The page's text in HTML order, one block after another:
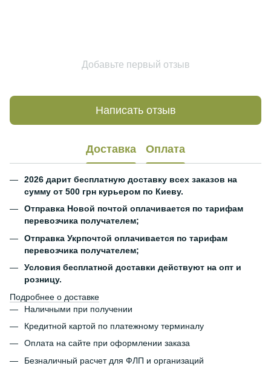
Добавьте первый отзыв
Написать отзыв
Доставка Оплата
2026 дарит бесплатную доставку всех заказов на
сумму от 500 грн курьером по Киеву.
Отправка Новой почтой оплачивается по тарифам
перевозчика получателем;
Отправка Укрпочтой оплачивается по тарифам
перевозчика получателем;
Условия бесплатной доставки действуют на опт и
розницу.
Подробнее о доставке
Наличными при получении
Кредитной картой по платежному терминалу
Оплата на сайте при оформлении заказа
Безналичный расчет для ФЛП и организаций